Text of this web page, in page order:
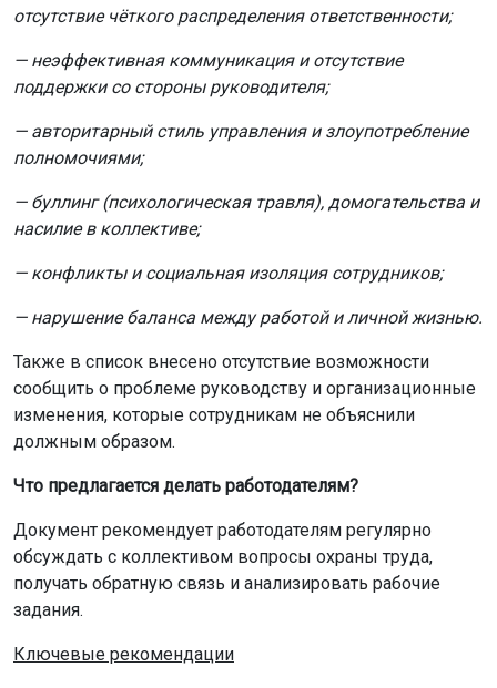
Также в список внесено отсутствие возможности
изменения, которые сотрудникам не объяснили
должным образом.
Что предлагается делать работодателям?
обсуждать с коллективом вопросы охраны труда,
получать обратную связь и анализировать рабочие
понимать, что от него требуется и зачем это нужно.
Контролировать нагрузку: избегать переработок и
непредсказуемого темпа работы.
Создавать безопасные каналы для жалоб: чтобы
сотрудники могли сообщать о проблемах без страха.
Обучать руководителей: развивать навыки
эффективной и поддерживающей коммуникации.
Тюльпина, ГОСТ не предполагает самостоятельной